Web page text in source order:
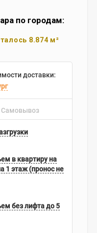
по городам:
8.874 м²
доставки:
Самовывоз
в квартиру на
1 этаж (пронос не
без лифта до 5